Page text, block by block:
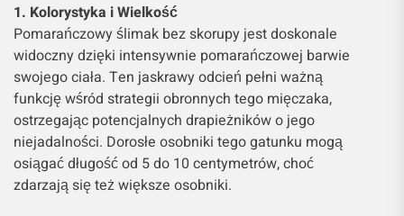
1. Kolorystyka i Wielkość
Pomarańczowy ślimak bez skorupy jest doskonale
widoczny dzięki intensywnie pomarańczowej barwie
swojego ciała. Ten jaskrawy odcień pełni ważną
funkcję wśród strategii obronnych tego mięczaka,
ostrzegając potencjalnych drapieżników o jego
niejadalności. Dorosłe osobniki tego gatunku mogą
osiągać długość od 5 do 10 centymetrów, choć
zdarzają się też większe osobniki.